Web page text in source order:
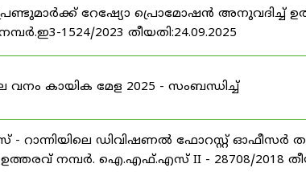
റേഷ്യോ പ്രൊമോഷൻ അനുവദിച്ച്
1524/2023 തീയതി:24.09.2025
കായിക മേള 2025 - സംബന്ധിച്ച്
ഡിവിഷണൽ ഫോറസ്റ്റ് ഓഫീസർ
നമ്പർ. ഐ.എഫ്.എസ് II - 28708/2018